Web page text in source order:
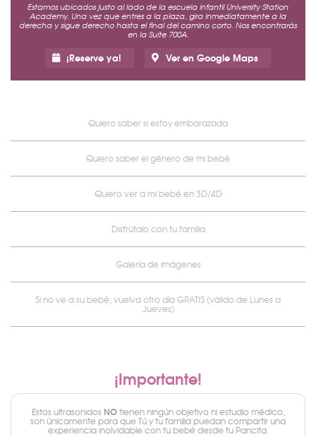
Estamos ubicados justo al lado de la escuela infantil University Station
Academy. Una vez que entres a la plaza, gira inmediatamente a la
derecha y sigue derecho hasta el final del camino corto. Nos encontrarás
en la Suite 700A.
¡Reserve ya! Ver en Google Maps
Quiero saber si estoy embarazada
Quiero saber el género de mi bebé
Quiero ver a mi bebé en 3D/4D
Disfrútalo con tu familia
Galería de imágenes
Si no ve a su bebé, vuelva otro día GRATIS (válido de Lunes a
Jueves)
¡Importante!
Estos ultrasonidos NOtienen ningún objetivo ni estudio médico,
son únicamente para que Tú y tu familia puedan compartir una
experiencia inolvidable con tu bebé desde tu Pancita.